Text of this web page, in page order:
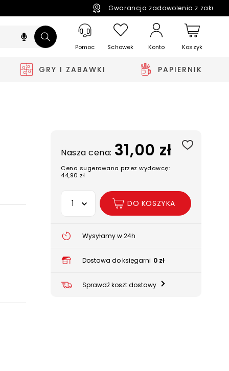
Gwarancja zadowolenia z
Pomoc Schowek Konto Koszyk
GRY I ZABAWKI PAPIERNIK
Nasza cena: 31,00 zł
Cena sugerowana przez wydawcę:
44,90 zł
Wybierz opcję
DO KOSZYKA
Wysyłamy w 24h
Dostawa do księgarni 0 zł
Sprawdź koszt dostawy